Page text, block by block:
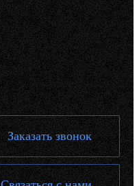
Заказать звонок